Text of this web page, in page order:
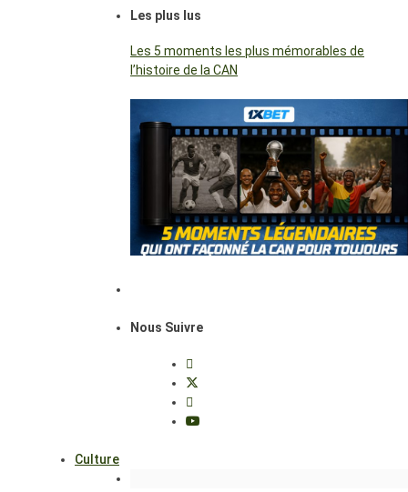
Les plus lus
Les 5 moments les plus mémorables de
l’histoire de la CAN
Nous Suivre
Culture